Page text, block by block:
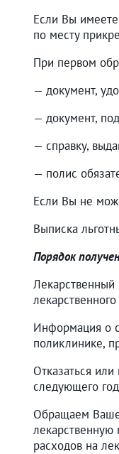
Если Вы
по месту
При первом
— документ,
— документ,
— справку,
— полис
Если Вы не
Выписка
Порядок
Лекарственный
Информация о
поликлинике,
Отказаться
следующего
Обращаем Ваше
лекарственную
расходов на